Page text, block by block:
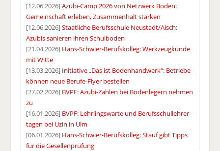
[12.06.2026]Azubi-Camp 2026 von Netzwerk Boden:
Gemeinschaft erleben, Zusammenhalt stärken
[12.06.2026]Staatliche Berufsschule Neustadt/Aisch:
Azubis sanieren ihren Schulboden
[21.04.2026] Hans-Schwier-Berufskolleg: Werkzeugkunde
mit Witte
[13.03.2026] Initiative „Das ist Bodenhandwerk“: Betriebe
können neue Berufe-Flyer bestellen
[27.02.2026] BVPF: Azubi-Zahlen bei Bodenlegern nehmen
zu
[16.01.2026] BVPF: Lehrlingswarte und Berufsschullehrer
tagen bei Uzin in Ulm
[06.01.2026] Hans-Schwier-Berufskolleg: Stauf gibt Tipps
für die Gesellenprüfung